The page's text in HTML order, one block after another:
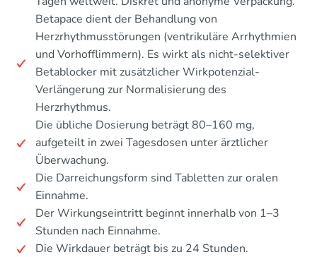
Betapace dient der Behandlung von
Herzrhythmusstörungen (ventrikuläre Arrhythmien
und Vorhofflimmern). Es wirkt als nicht-selektiver
Betablocker mit zusätzlicher Wirkpotenzial-
Verlängerung zur Normalisierung des
Herzrhythmus.
Die übliche Dosierung beträgt 80–160 mg,
aufgeteilt in zwei Tagesdosen unter ärztlicher
Überwachung.
Die Darreichungsform sind Tabletten zur oralen
Einnahme.
Der Wirkungseintritt beginnt innerhalb von 1–3
Stunden nach Einnahme.
Die Wirkdauer beträgt bis zu 24 Stunden.